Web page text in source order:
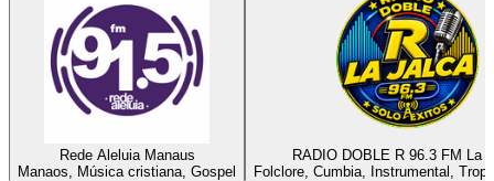
Rede Aleluia Manaus
Manaos, Música cristiana, Gospel
RADIO DOBLE R 96.3 FM La
Folclore, Cumbia, Instrumental,